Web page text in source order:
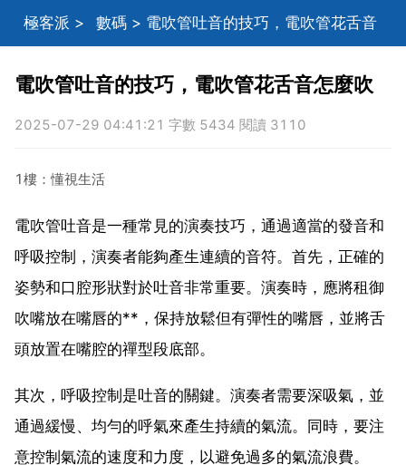
極客派 > 數碼 > 電吹管吐音的技巧，電吹管花舌音
電吹管吐音的技巧，電吹管花舌音怎麼吹
2025-07-29 04:41:21 字數 5434 閱讀 3110
1樓：懂視生活
電吹管吐音是一種常見的演奏技巧，通過適當的發音和
呼吸控制，演奏者能夠產生連續的音符。首先，正確的
姿勢和口腔形狀對於吐音非常重要。演奏時，應將租御
吹嘴放在嘴唇的**，保持放鬆但有彈性的嘴唇，並將舌
頭放置在嘴腔的禪型段底部。
其次，呼吸控制是吐音的關鍵。演奏者需要深吸氣，並
通過緩慢、均勻的呼氣來產生持續的氣流。同時，要注
意控制氣流的速度和力度，以避免過多的氣流浪費。